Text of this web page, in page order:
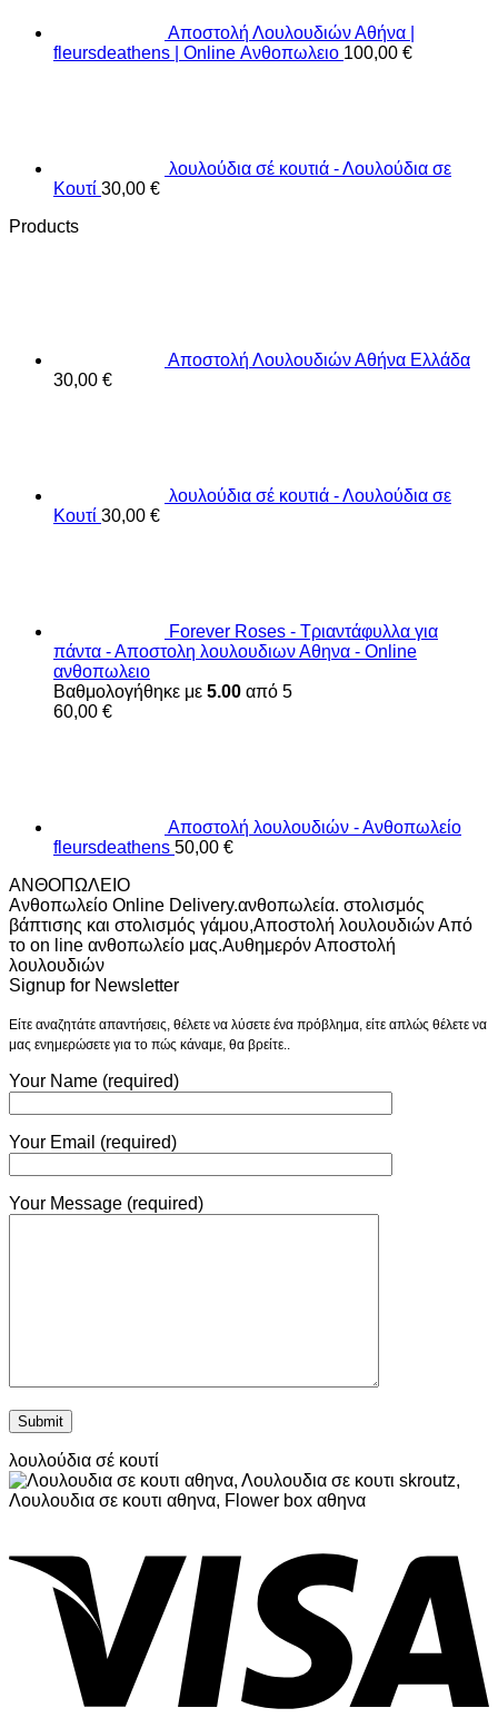
Αποστολή Λουλουδιών Αθήνα |
fleursdeathens | Online Ανθοπωλειο 100,00 €
λουλούδια σέ κουτιά - Λουλούδια σε
Κουτί 30,00 €
Products
Αποστολή Λουλουδιών Αθήνα Ελλάδα
30,00 €
λουλούδια σέ κουτιά - Λουλούδια σε
Κουτί 30,00 €
Forever Roses - Τριαντάφυλλα για
πάντα - Αποστολη λουλουδιων Αθηνα - Online
ανθοπωλειο
Βαθμολογήθηκε με 5.00 από 5
60,00 €
Αποστολή λουλουδιών - Ανθοπωλείο
fleursdeathens 50,00 €
ΑΝΘΟΠΩΛΕΙΟ
Ανθοπωλείο Online Delivery.ανθοπωλεία. στολισμός
βάπτισης και στολισμός γάμου,Αποστολή λουλουδιών Από
το on line ανθοπωλείο μας.Αυθημερόν Αποστολή
λουλουδιών
Signup for Newsletter
Είτε αναζητάτε απαντήσεις, θέλετε να λύσετε ένα πρόβλημα, είτε απλώς θέλετε να
μας ενημερώσετε για το πώς κάναμε, θα βρείτε..
Your Name (required)
Your Email (required)
Your Message (required)
λουλούδια σέ κουτί